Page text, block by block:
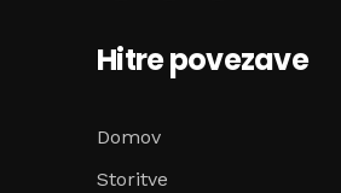
Hitre povezave
Domov
Storitve